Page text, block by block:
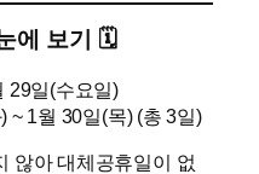
에 보기 🗓️
29일(수요일)
~ 1월 30일(목) (총 3일)
않아 대체공휴일이 없